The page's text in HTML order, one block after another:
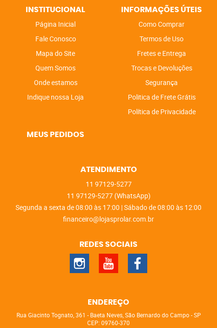
INSTITUCIONAL
Página Inicial
Fale Conosco
Mapa do Site
Quem Somos
Onde estamos
Indique nossa Loja
INFORMAÇÕES ÚTEIS
Como Comprar
Termos de Uso
Fretes e Entrega
Trocas e Devoluções
Segurança
Politica de Frete Grátis
Política de Privacidade
MEUS PEDIDOS
ATENDIMENTO
11 97129-5277
11 97129-5277 (WhatsApp)
Segunda a sexta de 08:00 às 17:00 | Sábado de 08:00 às 12:00
financeiro@lojasprolar.com.br
REDES SOCIAIS
ENDEREÇO
Rua Giacinto Tognato, 361 - Baeta Neves, São Bernardo do Campo-SP
CEP: 09760-370